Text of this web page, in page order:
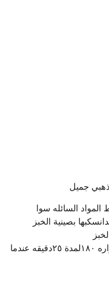
جميل
السائله سوا
بصينية الخبز
نخبزها بفرن حامي بدرجة حراره ١٨٠لمدة ٢٥دقيقه عندما